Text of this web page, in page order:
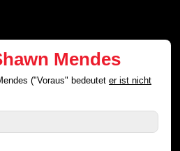
Mendes
("Voraus" bedeuteter ist nicht